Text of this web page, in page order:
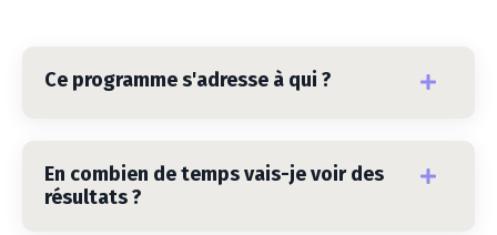
Ce programme s'adresse à qui ?
En combien de temps vais-je voir des
résultats ?